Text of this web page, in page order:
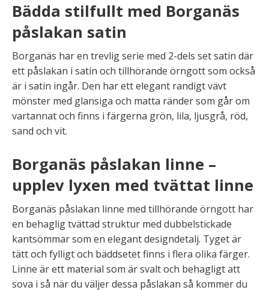
Bädda stilfullt med Borganäs
påslakan satin
Borganäs har en trevlig serie med 2-dels set satin där
ett påslakan i satin och tillhörande örngott som också
är i satin ingår. Den har ett elegant randigt vävt
mönster med glansiga och matta ränder som går om
vartannat och finns i färgerna grön, lila, ljusgrå, röd,
sand och vit.
Borganäs påslakan linne –
upplev lyxen med tvättat linne
Borganäs påslakan linne med tillhörande örngott har
en behaglig tvättad struktur med dubbelstickade
kantsömmar som en elegant designdetalj. Tyget är
tätt och fylligt och bäddsetet finns i flera olika färger.
Linne är ett material som är svalt och behagligt att
sova i så när du väljer dessa påslakan så kommer du